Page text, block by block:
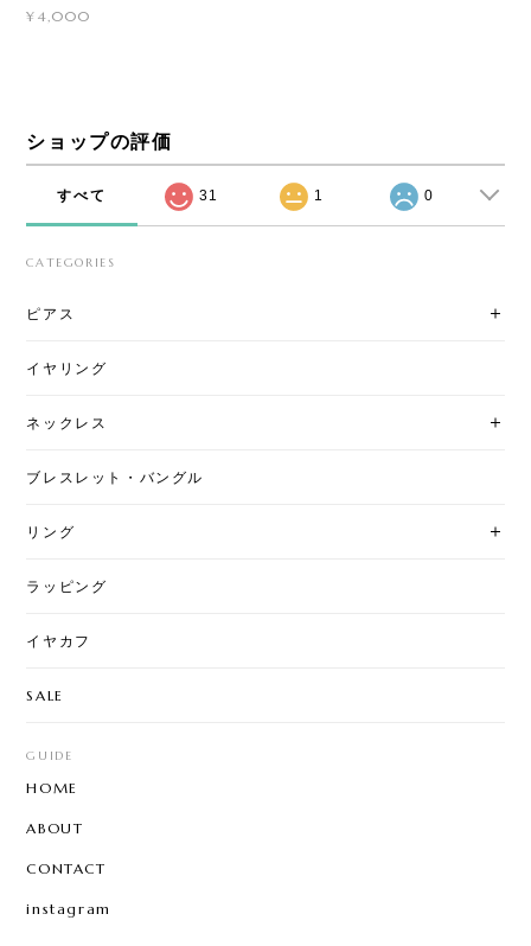
¥4,000
ショップの評価
すべて 31 1 0
CATEGORIES
ピアス
イヤリング
ネックレス
ブレスレット・バングル
リング
ラッピング
イヤカフ
SALE
GUIDE
HOME
ABOUT
CONTACT
instagram